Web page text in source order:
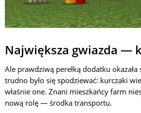
Największa gwiazda —
Ale prawdziwą perełką dodatku
trudno było się spodziewać: kurczaki
właśnie one. Znani mieszkańcy farm
nową rolę — środka transportu.